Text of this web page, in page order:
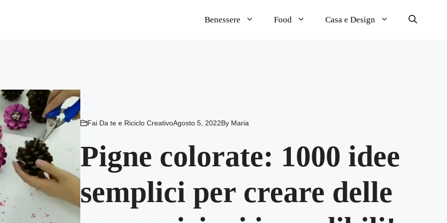
Benessere Food Casa e Design
Fai Da te e Riciclo CreativoAgosto 5, 2022By Maria
Pigne colorate: 1000 idee
semplici per creare delle